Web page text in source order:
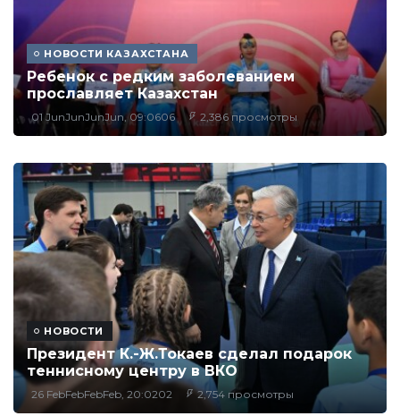
НОВОСТИ КАЗАХСТАНА
Ребенок с редким заболеванием
прославляет Казахстан
01 JunJunJunJun, 09:0606 2,386 просмотры
НОВОСТИ
Президент К.-Ж.Токаев сделал подарок
теннисному центру в ВКО
26 FebFebFebFeb, 20:0202 2,754 просмотры